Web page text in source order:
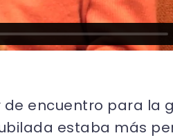
de encuentro para la
estaba más